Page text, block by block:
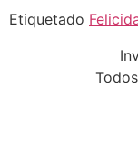
Etiquetado